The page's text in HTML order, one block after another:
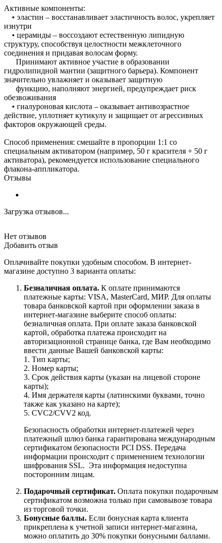
Активные компоненты:
• эластин – восстанавливает эластичность волос, укрепляет
изнутри
• церамиды – воссоздают естественную липидную
структуру, способствуя целостности межклеточного
соединения и придавая волосам форму.
Принимают активное участие в образовании
гидролипидной мантии (защитного барьера). Компонент
значительно увлажняет и оказывает защитную
функцию, наполняют энергией, предупреждает риск
обезвоживания
• гиалуроновая кислота – оказывает антивозрастное
действие, уплотняет кутикулу и защищает от агрессивных
факторов окружающей среды.
Способ применения: смешайте в пропорции 1:1 со
специальным активатором (например, 50 г красителя + 50 г
активатора), рекомендуется использование специального
флакона-аппликатора.
Отзывы
Загрузка отзывов...
Нет отзывов
Добавить отзыв
Оплачивайте покупки удобным способом. В интернет-
магазине доступно 3 варианта оплаты:
Безналичная оплата. К оплате принимаются
платежные карты: VISA, MasterCard, МИР. Для оплаты
товара банковской картой при оформлении заказа в
интернет-магазине выберите способ оплаты:
безналичная оплата. При оплате заказа банковской
картой, обработка платежа происходит на
авторизационной странице банка, где Вам необходимо
ввести данные Вашей банковской карты:
1. Тип карты;
2. Номер карты;
3. Срок действия карты (указан на лицевой стороне
карты);
4. Имя держателя карты (латинскими буквами, точно
также как указано на карте);
5. CVC2/CVV2 код.
Безопасность обработки интернет-платежей через
платежный шлюз банка гарантирована международным
сертификатом безопасности PCI DSS. Передача
информации происходит с применением технологии
шифрования SSL. Эта информация недоступна
посторонним лицам.
Подарочный сертификат. Оплата покупки подарочным
сертификатом возможна только при самовывозе товара
из торговой точки.
Бонусные баллы. Если бонусная карта клиента
прикреплена к учетной записи интернет-магазина,
можно оплатить до 30% покупки бонусными баллами.